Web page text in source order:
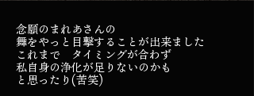
念願のまれあさんの
舞をやっと目撃することが出来ました
これまで タイミングが合わず
私自身の浄化が足りないのかも
と思ったり(苦笑)